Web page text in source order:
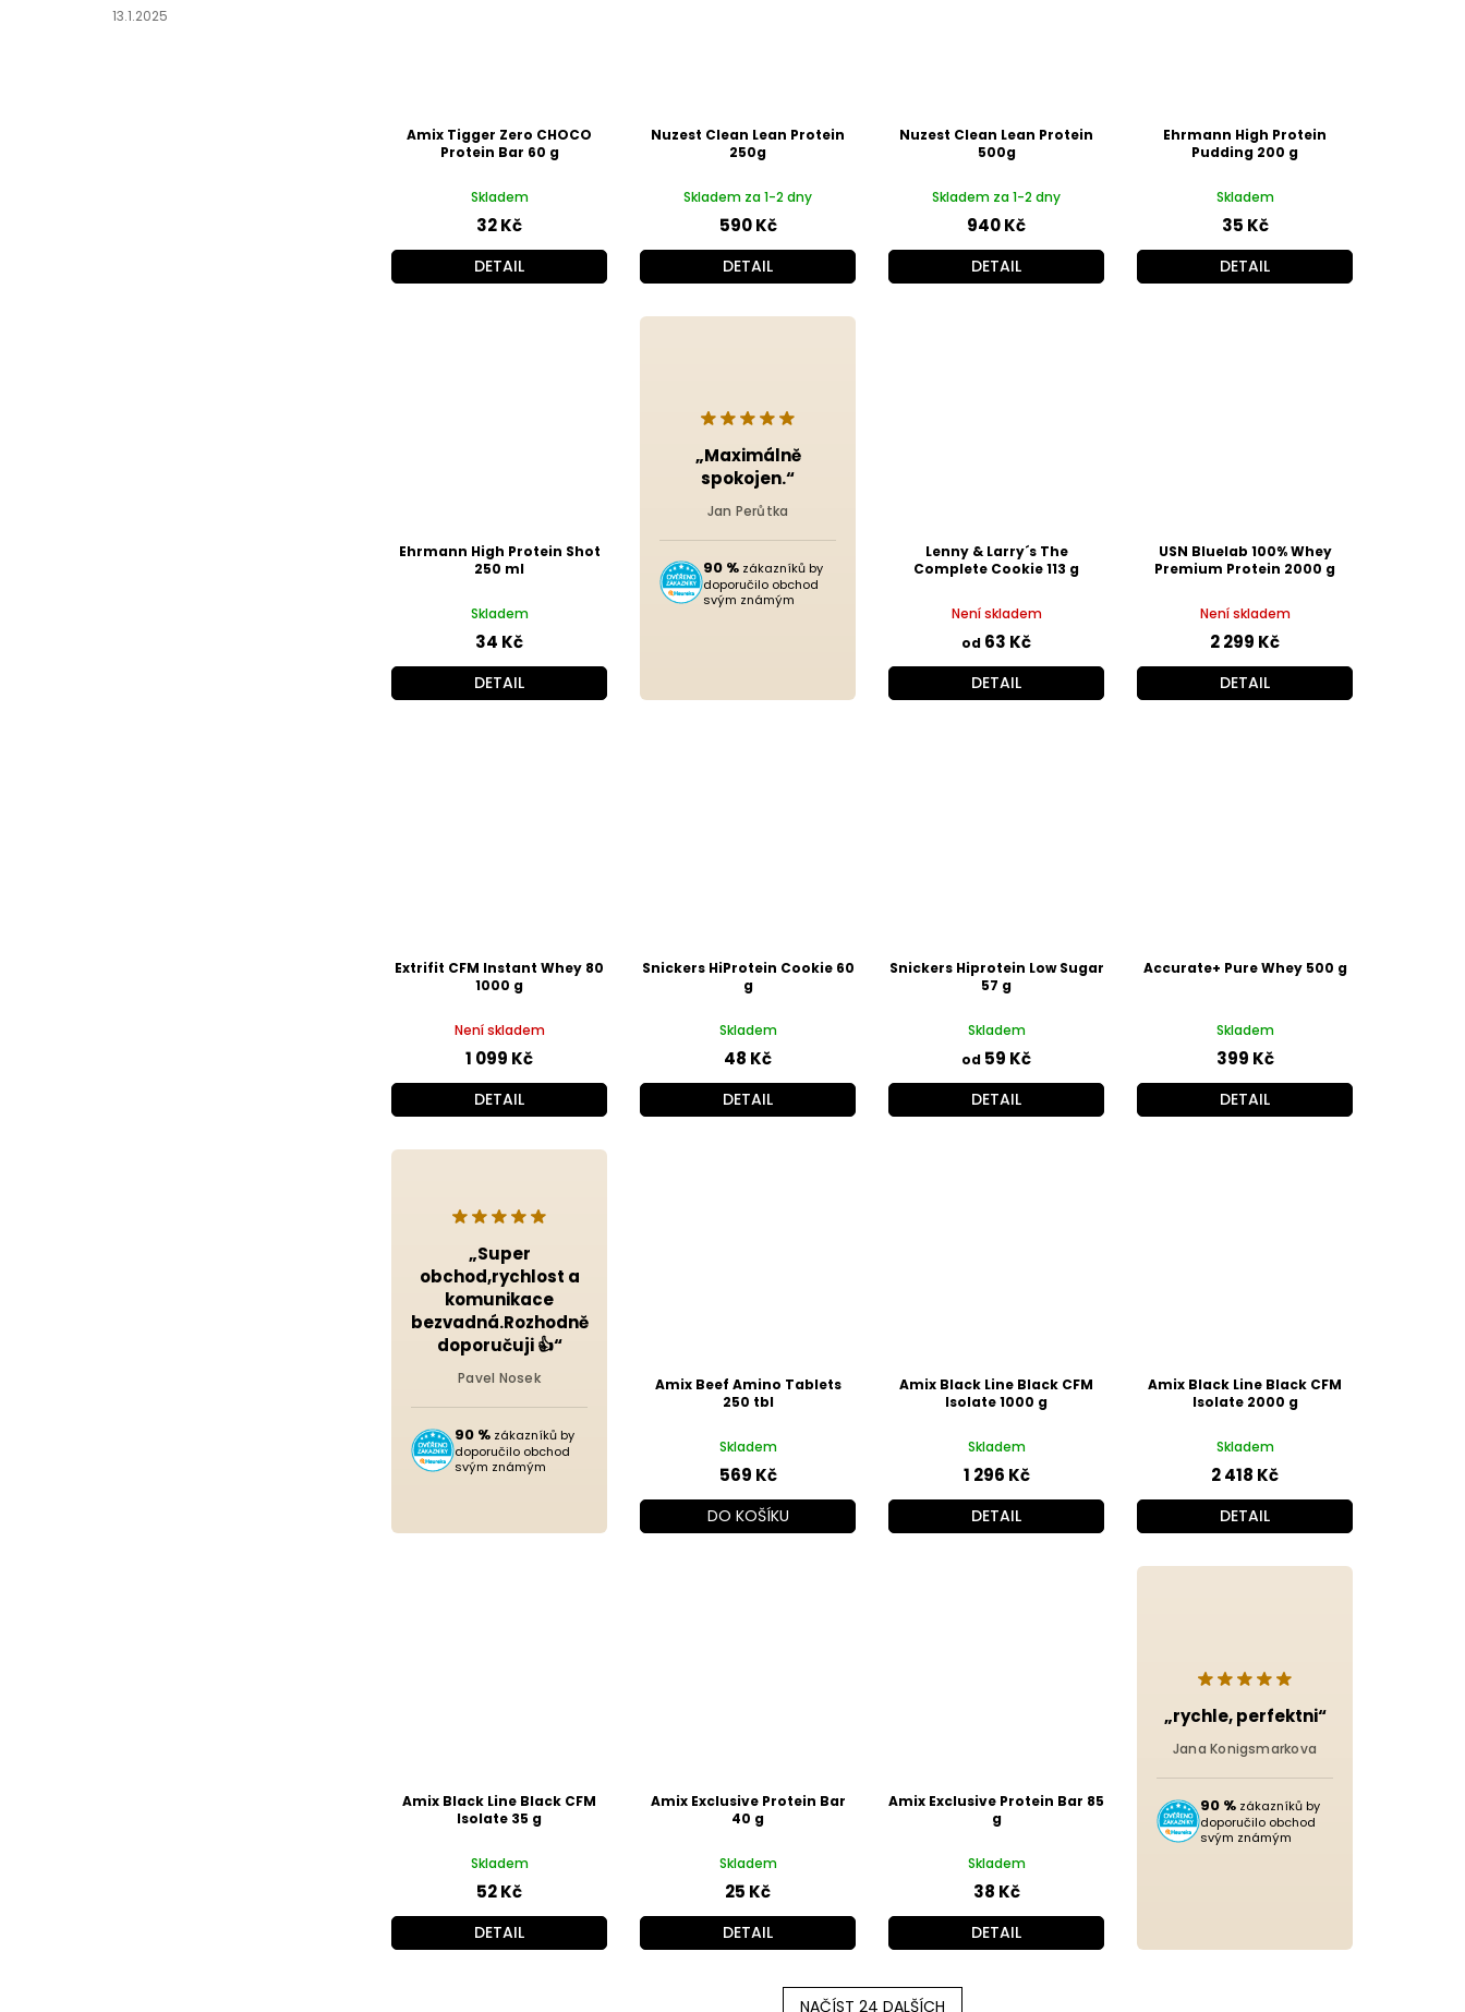
13.1.2025
Amix Tigger Zero CHOCO
Protein Bar 60 g
Skladem
32 Kč
DETAIL
Nuzest Clean Lean Protein
250g
Skladem za 1-2 dny
590 Kč
DETAIL
Nuzest Clean Lean Protein
500g
Skladem za 1-2 dny
940 Kč
DETAIL
Ehrmann High Protein
Pudding 200 g
Skladem
35 Kč
DETAIL
Ehrmann High Protein Shot
250 ml
Skladem
34 Kč
DETAIL
„Maximálně
spokojen.“
Jan Perůtka
90 % zákazníků by
doporučilo obchod
svým známým
Lenny & Larry´s The
Complete Cookie 113 g
Není skladem
od 63 Kč
DETAIL
USN Bluelab 100% Whey
Premium Protein 2000 g
Není skladem
2 299 Kč
DETAIL
Extrifit CFM Instant Whey 80
1000 g
Není skladem
1 099 Kč
DETAIL
Snickers HiProtein Cookie 60
g
Skladem
48 Kč
DETAIL
Snickers Hiprotein Low Sugar
57 g
Skladem
od 59 Kč
DETAIL
Accurate+ Pure Whey 500 g
Skladem
399 Kč
DETAIL
„Super
obchod,rychlost a
komunikace
bezvadná.Rozhodně
doporučuji 👍“
Pavel Nosek
90 % zákazníků by
doporučilo obchod
svým známým
Amix Beef Amino Tablets
250 tbl
Skladem
569 Kč
DO KOŠÍKU
Amix Black Line Black CFM
Isolate 1000 g
Skladem
1 296 Kč
DETAIL
Amix Black Line Black CFM
Isolate 2000 g
Skladem
2 418 Kč
DETAIL
Amix Black Line Black CFM
Isolate 35 g
Skladem
52 Kč
DETAIL
Amix Exclusive Protein Bar
40 g
Skladem
25 Kč
DETAIL
Amix Exclusive Protein Bar 85
g
Skladem
38 Kč
DETAIL
„rychle, perfektni“
Jana Konigsmarkova
90 % zákazníků by
doporučilo obchod
svým známým
NAČÍST 24 DALŠÍCH